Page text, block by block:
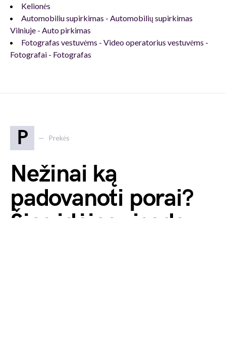
Kelionės
Automobiliu supirkimas - Automobilių supirkimas
Vilniuje - Auto pirkimas
Fotografas vestuvėms - Video operatorius vestuvėms -
Fotografai - Fotografas
P Prekės
Nežinai ką
padovanoti porai?
Šios idėjos visada